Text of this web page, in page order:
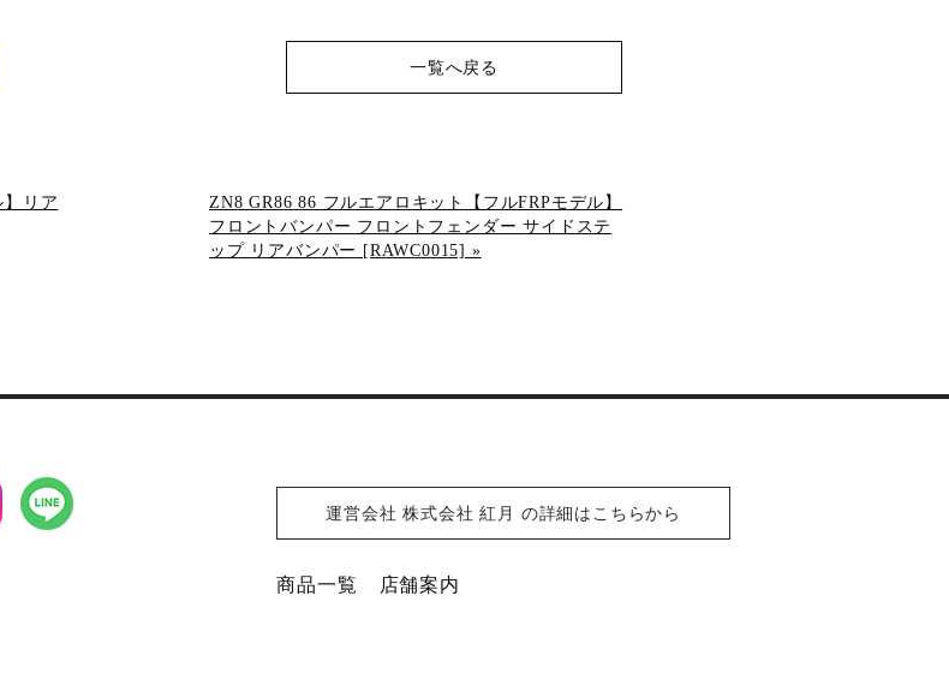
一覧へ戻る
リア
ZN8 GR86 86 フルエアロキット【フルFRPモデル】
フロントバンパー フロントフェンダー サイドステ
ップ リアバンパー [RAWC0015] »
運営会社 株式会社 紅月 の詳細はこちらから
商品一覧 店舗案内